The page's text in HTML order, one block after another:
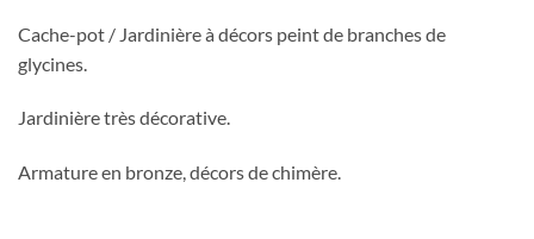
Cache-pot / Jardinière à décors peint de branches de
glycines.
Jardinière très décorative.
Armature en bronze, décors de chimère.